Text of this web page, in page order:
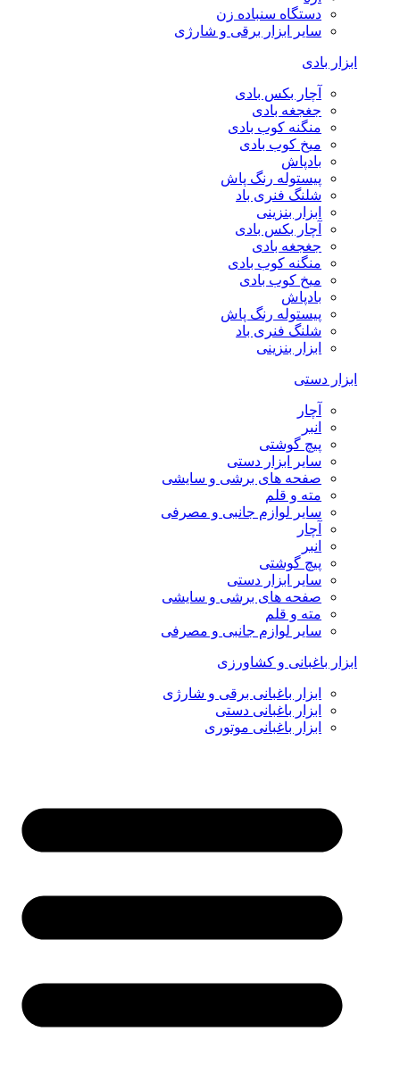
دستگاه سنباده زن
سایر ابزار برقی و شارژی
ابزار بادی
آچار بکس بادی
جغجغه بادی
منگنه کوب بادی
میخ کوب بادی
بادپاش
پیستوله رنگ پاش
شلنگ فنری باد
ابزار بنزینی
آچار بکس بادی
جغجغه بادی
منگنه کوب بادی
میخ کوب بادی
بادپاش
پیستوله رنگ پاش
شلنگ فنری باد
ابزار بنزینی
ابزار دستی
آچار
انبر
پیچ گوشتی
سایر ابزار دستی
صفحه های برشی و سایشی
مته و قلم
سایر لوازم جانبی و مصرفی
آچار
انبر
پیچ گوشتی
سایر ابزار دستی
صفحه های برشی و سایشی
مته و قلم
سایر لوازم جانبی و مصرفی
ابزار باغبانی و کشاورزی
ابزار باغبانی برقی و شارژی
ابزار باغبانی دستی
ابزار باغبانی موتوری